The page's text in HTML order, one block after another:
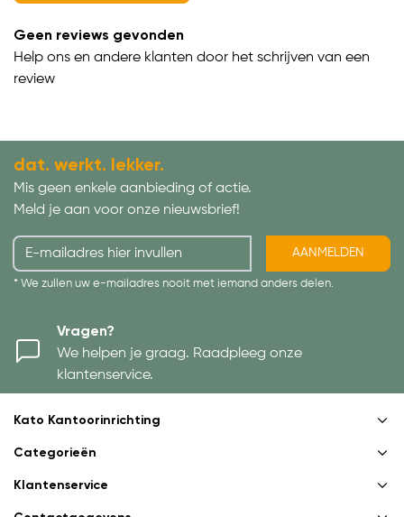
Geen reviews gevonden
Help ons en andere klanten door het schrijven van een
review
dat. werkt. lekker.
Mis geen enkele aanbieding of actie.
Meld je aan voor onze nieuwsbrief!
AANMELDEN
* We zullen uw e-mailadres nooit met iemand anders delen.
Vragen?
We helpen je graag. Raadpleeg onze
klantenservice.
Kato Kantoorinrichting
Categorieën
Klantenservice